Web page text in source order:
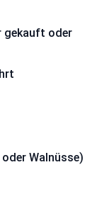
gekauft oder
Walnüsse)